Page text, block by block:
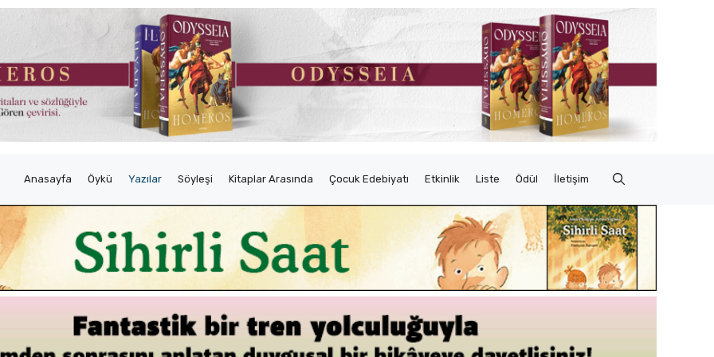
Anasayfa Öykü Yazılar Söyleşi Kitaplar Arasında Çocuk Edebiyatı Etkinlik Liste Ödül İletişim